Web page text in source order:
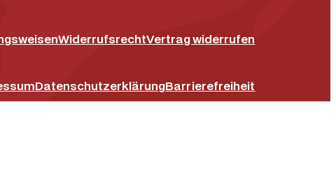
WiderrufsrechtVertrag widerrufen
Datenschutz­erklärungBarrierefreiheit